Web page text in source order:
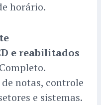
horário.
e reabilitados
notas, controle
e sistemas.